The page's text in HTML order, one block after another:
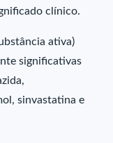
clínico.
ativa)
significativas
sinvastatina e